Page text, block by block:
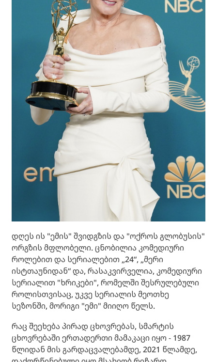
დღეს ის "ემის" შვიდგზის და "ოქროს გლობუსის"
ორგზის მფლობელი. ცნობილია კომედიური
როლებით და სერიალებით „24“, „მერი
ისტთაუნიდან“ და, რასაკვირველია, კომედიური
სერიალით "ხრიკები", რომელში შესრულებული
როლისთვისაც, უკვე სერიალის მეოთხე
სეზონში, მორიგი "ემი" მიიღო წელს.
რაც შეეხება პირად ცხოვრებას, სმარტის
ცხოვრებაში ერთადერთი მამაკაცი იყო - 1987
წლიდან მის გარდაცვალებამდე, 2021 წლამდე,